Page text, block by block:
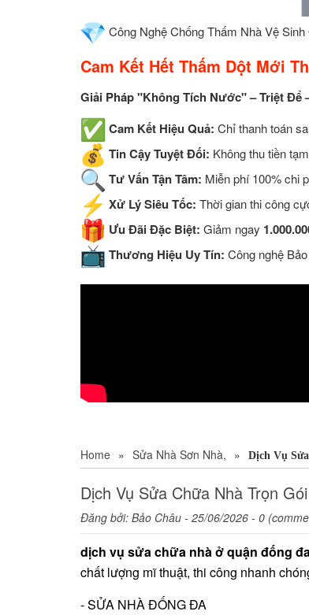
Công Nghệ Chống Thấm Nhà Vệ
Cam Kết Hết Thấm Dột Mới
Giải Pháp "Không Tích Nước" – Triệt Để
Cam Kết Hiệu Quả: Chỉ thanh toán
Tin Cậy Tuyệt Đối: Không thu tiền
Tư Vấn Tận Tâm: Miễn phí 100% chi
Xử Lý Siêu Tốc: Thời gian thi công
Ưu Đãi Đặc Biệt: Giảm ngay
Thương Hiệu Uy Tín: Công nghệ
Home » Sửa Nhà Sơn Nhà, » Dịch Vụ
Dịch Vụ Sửa Chữa Nhà Trọn
Đăng bởi: Bảo Châu - 25/06/2026 - 0
dịch vụ sửa chữa nhà ở quận đống
chất lượng mĩ thuật, thi công nhanh
- SỬA NHÀ ĐỐNG ĐA